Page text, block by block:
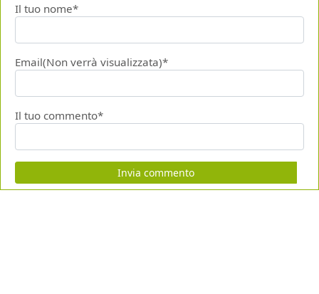
Il tuo nome*
Email(Non verrà visualizzata)*
Il tuo commento*
Invia commento